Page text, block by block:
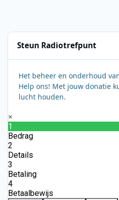
Steun Radiotrefpunt
Het beheer en onderhoud
Help ons! Met jouw donatie
lucht houden.